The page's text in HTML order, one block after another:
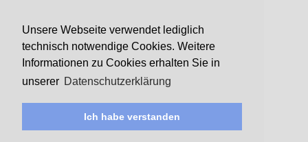
Unsere Webseite verwendet lediglich
technisch notwendige Cookies. Weitere
Informationen zu Cookies erhalten Sie in
unserer Datenschutzerklärung
Ich habe verstanden